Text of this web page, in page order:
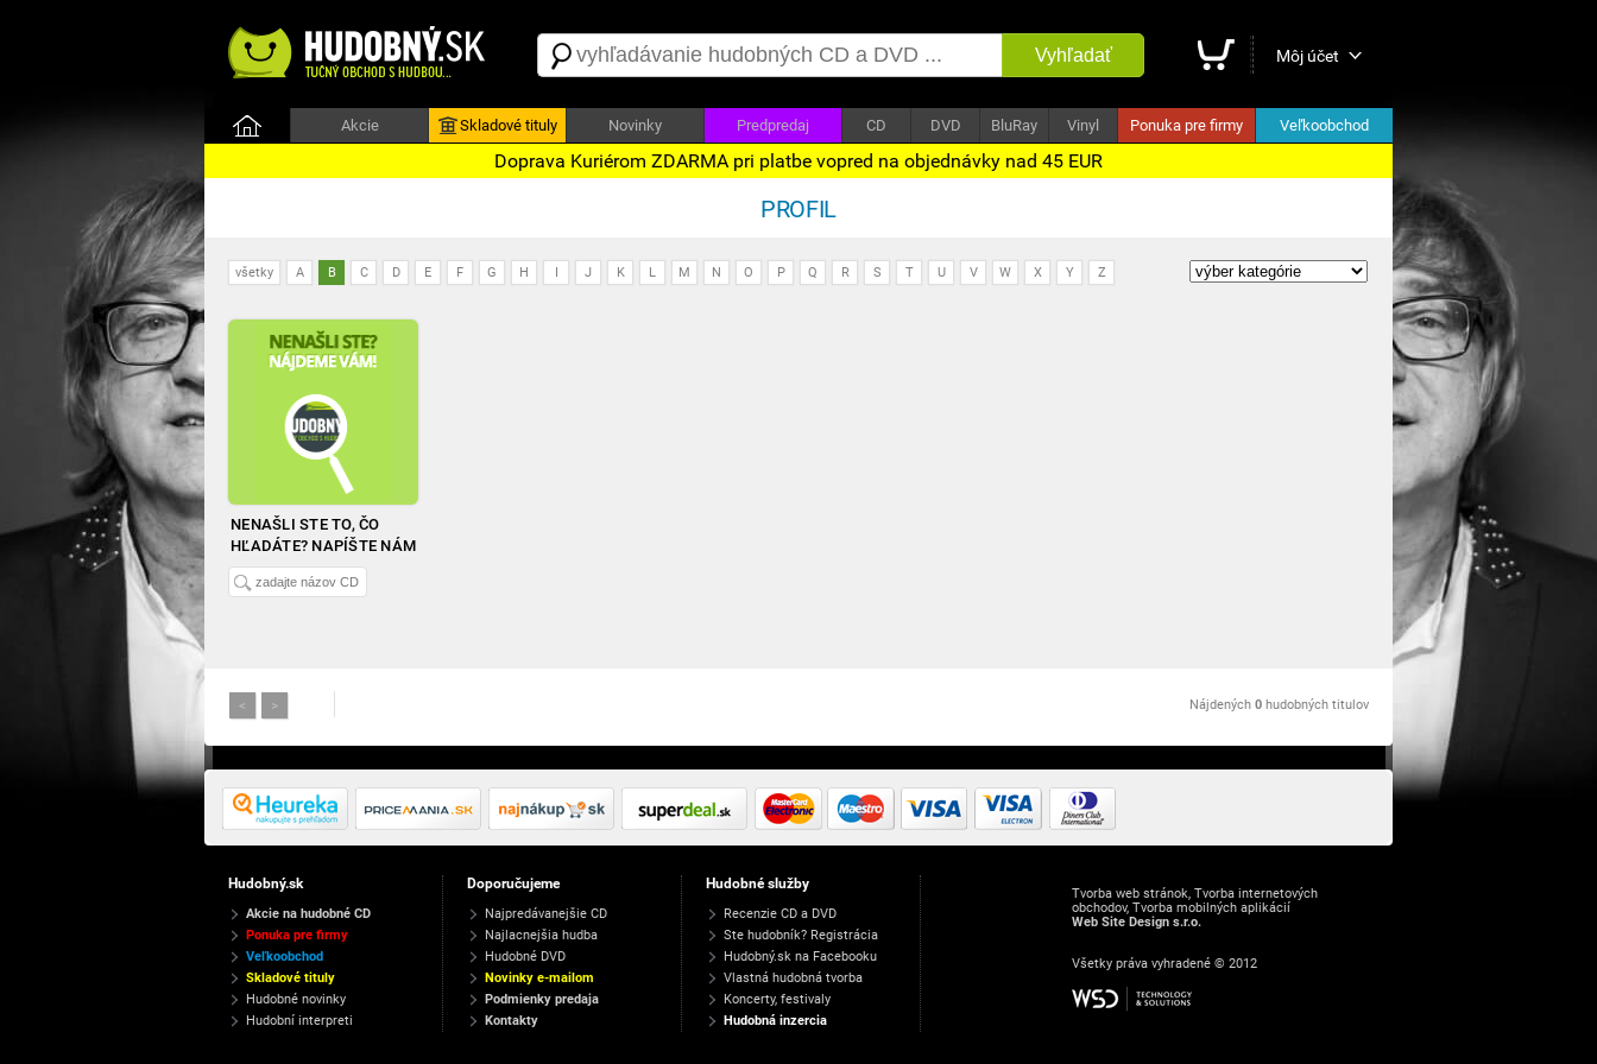
Vyhľadať Môj účet
Akcie Skladové tituly Novinky Predpredaj CD DVD BluRay Vinyl Ponuka pre firmy Veľkoobchod
Doprava Kuriérom ZDARMA pri platbe vopred na objednávky nad 45 EUR
PROFIL
všetky A B C D E F G H I J K L M N O P Q R S T U V W X Y Z
NENAŠLI STE TO, ČO
HĽADÁTE? NAPÍŠTE NÁM
< > Nájdených 0 hudobných titulov
Hudobný.sk
Akcie na hudobné CD
Ponuka pre firmy
Veľkoobchod
Skladové tituly
Hudobné novinky
Hudobní interpreti
Doporučujeme
Najpredávanejšie CD
Najlacnejšia hudba
Hudobné DVD
Novinky e-mailom
Podmienky predaja
Kontakty
Hudobné služby
Recenzie CD a DVD
Ste hudobník? Registrácia
Hudobný.sk na Facebooku
Vlastná hudobná tvorba
Koncerty, festivaly
Hudobná inzercia
Tvorba web stránok, Tvorba internetových
obchodov, Tvorba mobilných aplikácií
Web Site Design s.r.o.
Všetky práva vyhradené © 2012